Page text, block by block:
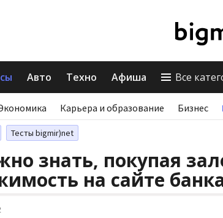
Авто Техно Афиша Все
Карьера и образование Бизнес
Тесты bigmir)net
знать, покупая
на сайте